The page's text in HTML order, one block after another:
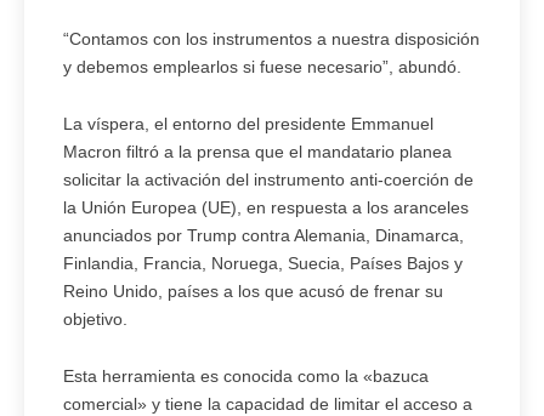
“Contamos con los instrumentos a nuestra disposición
y debemos emplearlos si fuese necesario”, abundó.
La víspera, el entorno del presidente Emmanuel
Macron filtró a la prensa que el mandatario planea
solicitar la activación del instrumento anti-coerción de
la Unión Europea (UE), en respuesta a los aranceles
anunciados por Trump contra Alemania, Dinamarca,
Finlandia, Francia, Noruega, Suecia, Países Bajos y
Reino Unido, países a los que acusó de frenar su
objetivo.
Esta herramienta es conocida como la «bazuca
comercial» y tiene la capacidad de limitar el acceso a